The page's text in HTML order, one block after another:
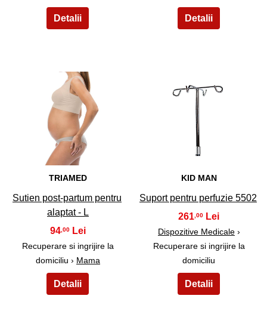
TRIAMED
Sutien post-partum pentru
alaptat - L
94 ,00
Recuperare si ingrijire la
domiciliu › Mama
16
KID MAN
Suport pentru perfuzie 5502
261 ,00
Dispozitive Medicale›
Recuperare si ingrijire la
domiciliu